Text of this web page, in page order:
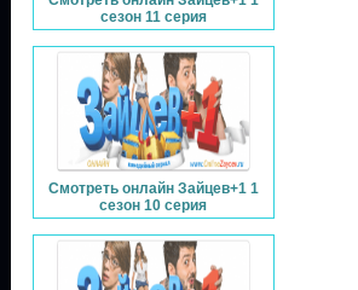
сезон 11 серия
Смотреть онлайн Зайцев+1 1
сезон 10 серия